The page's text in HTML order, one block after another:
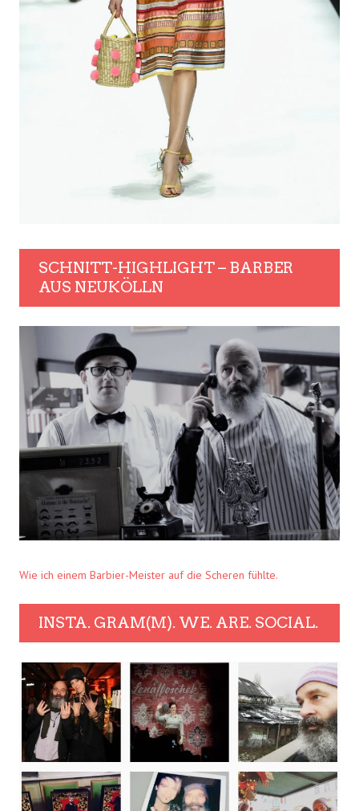
SCHNITT-HIGHLIGHT – BARBER
AUS NEUKÖLLN
Wie ich einem Barbier-Meister auf die Scheren fühlte.
INSTA. GRAM(M). WE. ARE. SOCIAL.